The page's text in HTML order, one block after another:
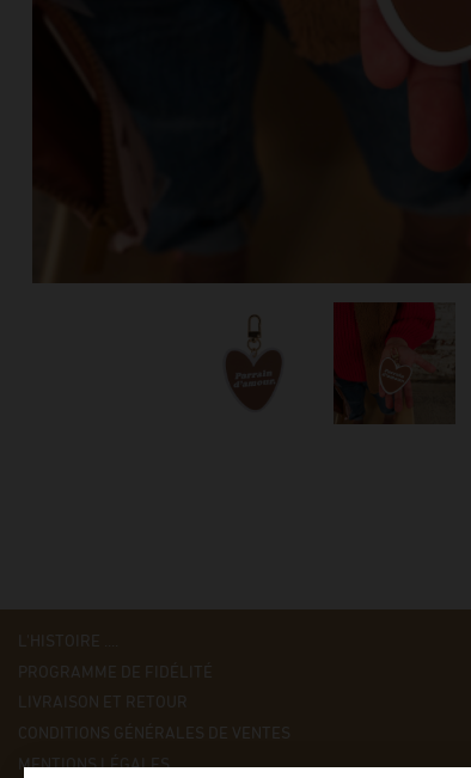
L'HISTOIRE ....
PROGRAMME DE FIDÉLITÉ
LIVRAISON ET RETOUR
CONDITIONS GÉNÉRALES DE VENTES
MENTIONS LÉGALES